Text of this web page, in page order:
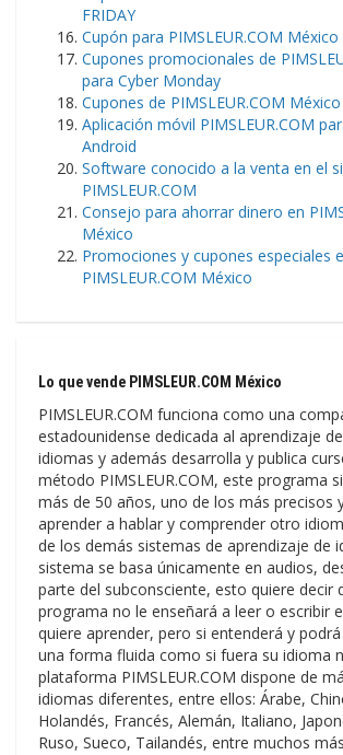
FRIDAY
Cupón para PIMSLEUR.COM México
Cupones promocionales de
para Cyber Monday
Cupones de PIMSLEUR.COM
Aplicación móvil PIMSLEUR.COM
Android
Software conocido a la venta en el
PIMSLEUR.COM
Consejo para ahorrar dinero en
México
Promociones y cupones especiales
PIMSLEUR.COM México
Lo que vende PIMSLEUR.COM México
PIMSLEUR.COM funciona como una
estadounidense dedicada al aprendizaje
idiomas y además desarrolla y publica
método PIMSLEUR.COM, este programa
más de 50 años, uno de los más precisos
aprender a hablar y comprender otro
de los demás sistemas de aprendizaje de
sistema se basa únicamente en audios,
parte del subconsciente, esto quiere decir
programa no le enseñará a leer o escribir
quiere aprender, pero si entenderá y
una forma fluida como si fuera su idioma
plataforma PIMSLEUR.COM dispone de
idiomas diferentes, entre ellos: Árabe,
Holandés, Francés, Alemán, Italiano,
Ruso, Sueco, Tailandés, entre muchos